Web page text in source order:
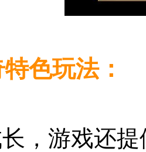
色玩法：
，游戏还